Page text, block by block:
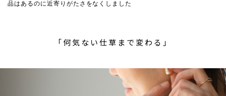
品はあるのに近寄りがたさをなくしました
「何気ない仕草まで変わる」